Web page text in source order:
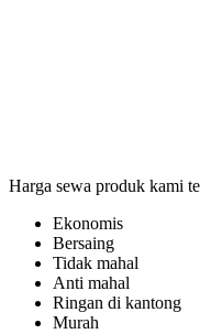
Harga sewa produk kami
Ekonomis
Bersaing
Tidak mahal
Anti mahal
Ringan di kantong
Murah